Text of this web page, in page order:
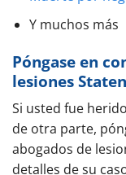
Y muchos más
Póngase en
lesiones
Si usted fue
de otra parte,
abogados de
detalles de su